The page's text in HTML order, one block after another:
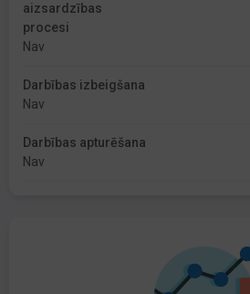
aizsardzības
procesi
Nav
Darbības izbeigšana
Nav
Darbības apturēšana
Nav